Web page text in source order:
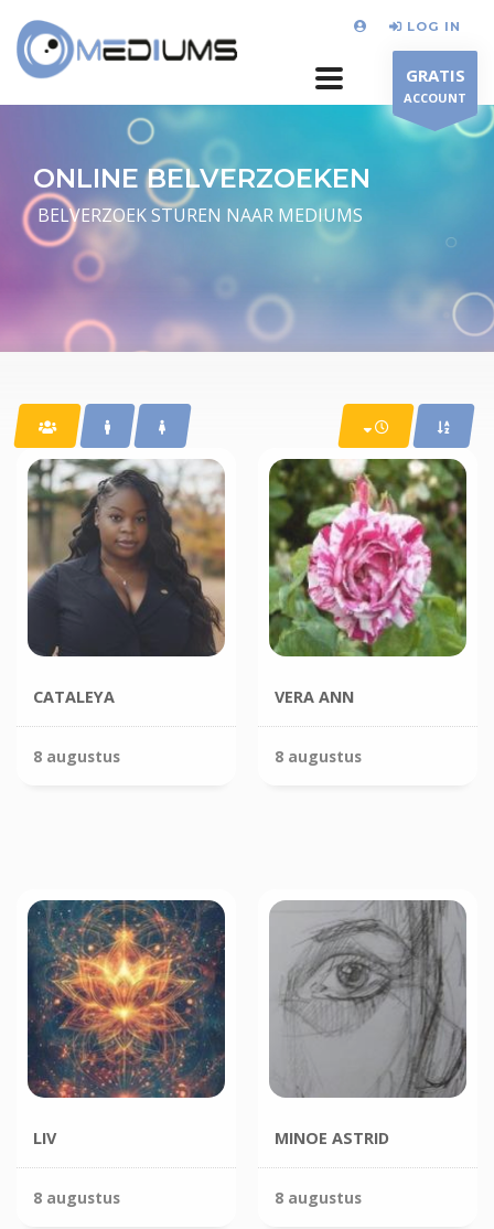
LOG IN
GRATIS
ACCOUNT
ONLINE BELVERZOEKEN
BELVERZOEK STUREN NAAR MEDIUMS
CATALEYA
8 augustus
VERA ANN
8 augustus
LIV
8 augustus
MINOE ASTRID
8 augustus